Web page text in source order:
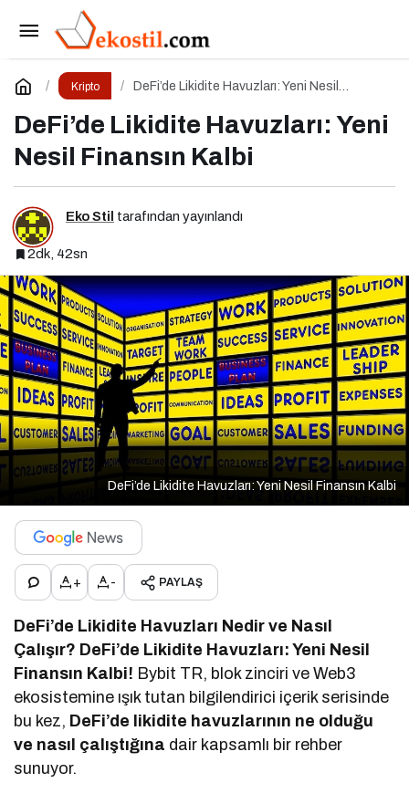
Kripto
DeFi’de Likidite Havuzları: Yeni Nesil
DeFi’de Likidite Havuzları: Yeni
Nesil Finansın Kalbi
Eko Stil tarafından yayınlandı
2dk, 42sn
DeFi’de Likidite Havuzları: Yeni Nesil Finansın Kalbi
+ - PAYLAŞ
DeFi’de Likidite Havuzları Nedir ve Nasıl
Çalışır? DeFi’de Likidite Havuzları: Yeni Nesil
Finansın Kalbi! Bybit TR, blok zinciri ve Web3
ekosistemine ışık tutan bilgilendirici içerik serisinde
bu kez, DeFi’de likidite havuzlarının ne olduğu
ve nasıl çalıştığına dair kapsamlı bir rehber
sunuyor.
BRC-20 Token Standardı: Bitcoin Üzerindeki
Deneysel Adım
Yorum Yap